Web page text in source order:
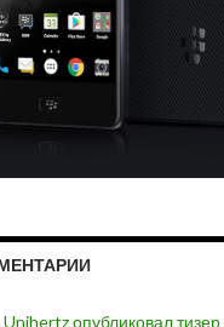
Unihertz опубликовал тизер